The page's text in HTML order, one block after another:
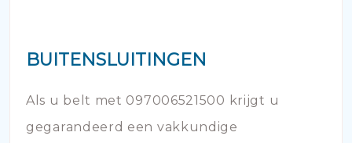
BUITENSLUITINGEN
Als u belt met 097006521500 krijgt u
gegarandeerd een vakkundige